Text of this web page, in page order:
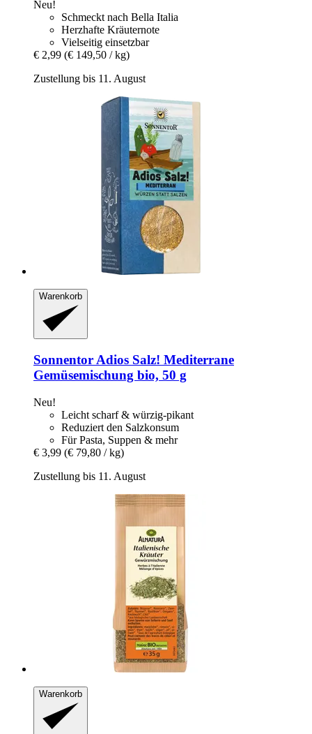
Neu!
Schmeckt nach Bella Italia
Herzhafte Kräuternote
Vielseitig einsetzbar
€ 2,99 (€ 149,50 / kg)
Zustellung bis 11. August
Warenkorb
SonnentorAdios Salz! Mediterrane
Gemüsemischung bio, 50 g
Neu!
Leicht scharf & würzig-pikant
Reduziert den Salzkonsum
Für Pasta, Suppen & mehr
€ 3,99 (€ 79,80 / kg)
Zustellung bis 11. August
Warenkorb